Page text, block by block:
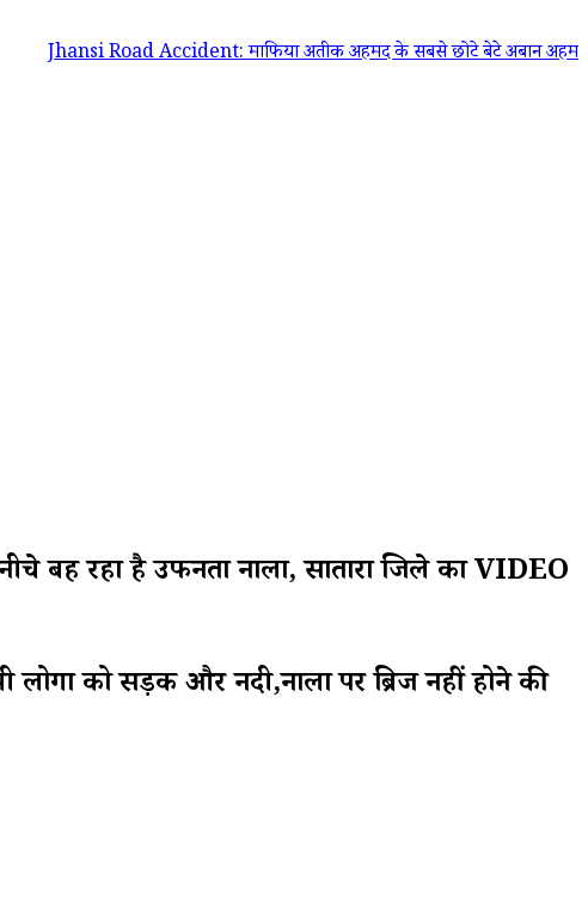
Road Accident: माफिया अतीक अहमद के सबसे छोटे बेटे अबान अहमद की सड़क
बह रहा है उफनता नाला, सातारा जिले का VIDEO
को सड़क और नदी,नालों पर ब्रिज नहीं होने की